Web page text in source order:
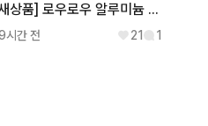
[새상품] 로우로우 알루미늄 캐리어 (17인치/실버/기내용)
시간 전 21 1